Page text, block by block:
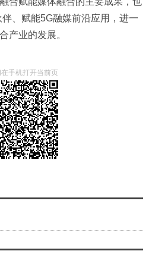
、赋能5G融媒前沿应用，进一
产业的发展。
手机打开当前页